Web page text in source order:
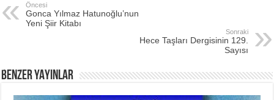
Öncesi
Gonca Yılmaz Hatunoğlu’nun
Yeni Şiir Kitabı
Sonraki
Hece Taşları Dergisinin 129.
Sayısı
BENZER YAYINLAR